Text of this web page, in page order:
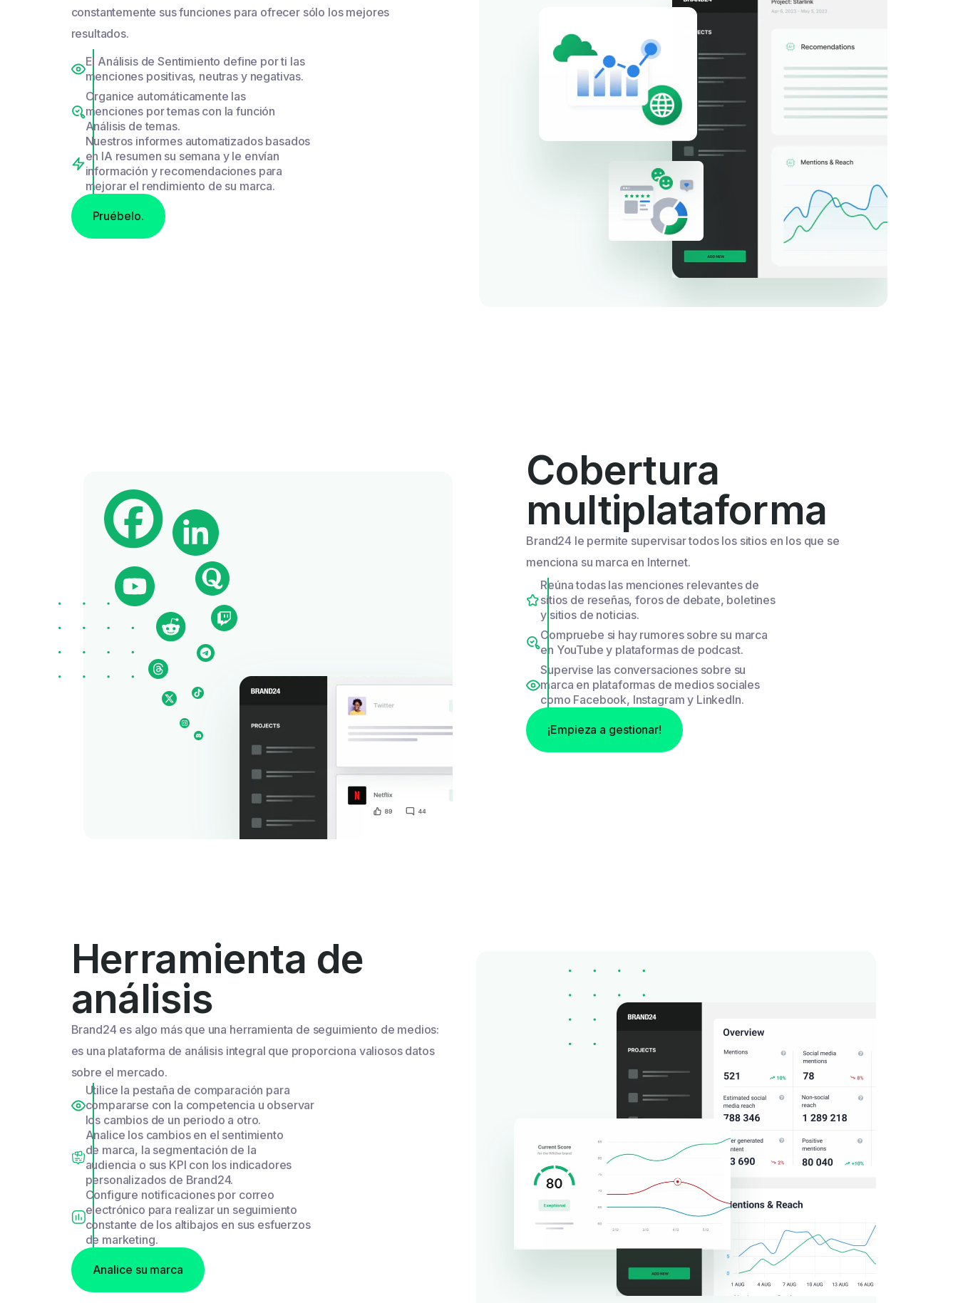
constantemente sus funciones para ofrecer sólo los mejores
resultados.
El Análisis de Sentimiento define por ti las
menciones positivas, neutras y negativas.
Organice automáticamente las
menciones por temas con la función
Análisis de temas.
Nuestros informes automatizados basados
en IA resumen su semana y le envían
información y recomendaciones para
mejorar el rendimiento de su marca.
Pruébelo.
Cobertura
multiplataforma
Brand24 le permite supervisar todos los sitios en los que se
menciona su marca en Internet.
Reúna todas las menciones relevantes de
sitios de reseñas, foros de debate, boletines
y sitios de noticias.
Compruebe si hay rumores sobre su marca
en YouTube y plataformas de podcast.
Supervise las conversaciones sobre su
marca en plataformas de medios sociales
como Facebook, Instagram y LinkedIn.
¡Empieza a gestionar!
Herramienta de
análisis
Brand24 es algo más que una herramienta de seguimiento de medios:
es una plataforma de análisis integral que proporciona valiosos datos
sobre el mercado.
Utilice la pestaña de comparación para
compararse con la competencia u observar
los cambios de un periodo a otro.
Analice los cambios en el sentimiento
de marca, la segmentación de la
audiencia o sus KPI con los indicadores
personalizados de Brand24.
Configure notificaciones por correo
electrónico para realizar un seguimiento
constante de los altibajos en sus esfuerzos
de marketing.
Analice su marca